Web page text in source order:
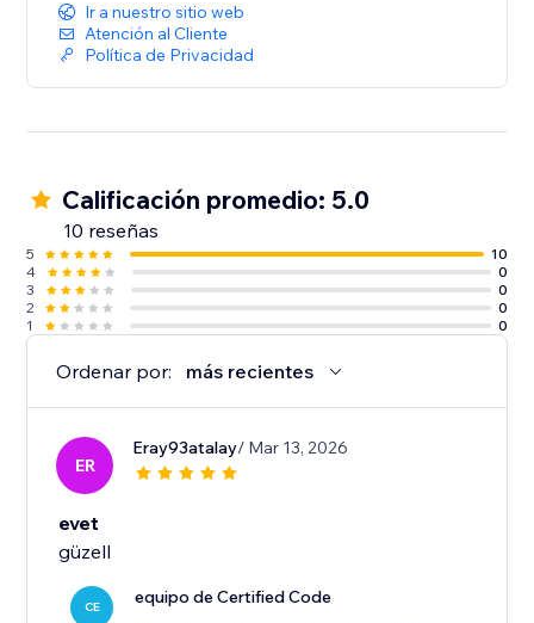
Ir a nuestro sitio web
Atención al Cliente
Política de Privacidad
Calificación promedio: 5.0
10 reseñas
5
10
4
0
3
0
2
0
1
0
Ordenar por: más recientes
ER
Eray93atalay/ Mar 13, 2026
evet
güzell
CE equipo de Certified Code